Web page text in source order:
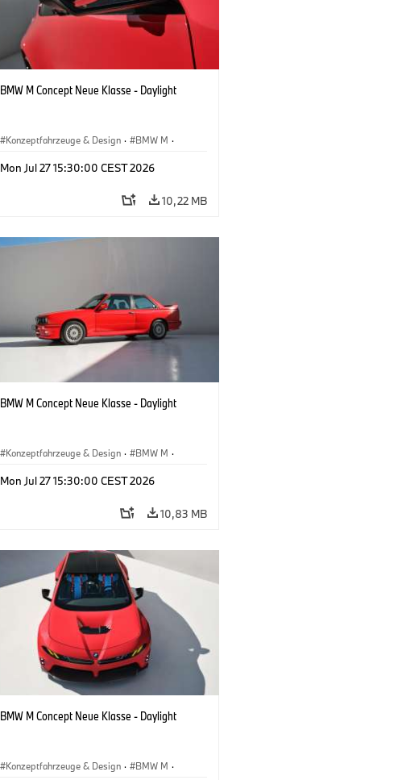
BMW M Concept Neue Klasse - Daylight
Konzeptfahrzeuge & Design · BMW M ·
Mon Jul 27 15:30:00 CEST 2026
10,22 MB
BMW M Concept Neue Klasse - Daylight
Konzeptfahrzeuge & Design · BMW M ·
Mon Jul 27 15:30:00 CEST 2026
10,83 MB
BMW M Concept Neue Klasse - Daylight
Konzeptfahrzeuge & Design · BMW M ·